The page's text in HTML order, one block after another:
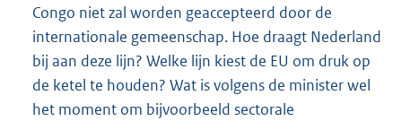
Congo niet zal worden geaccepteerd door de
internationale gemeenschap. Hoe draagt Nederland
bij aan deze lijn? Welke lijn kiest de EU om druk op
de ketel te houden? Wat is volgens de minister wel
het moment om bijvoorbeeld sectorale